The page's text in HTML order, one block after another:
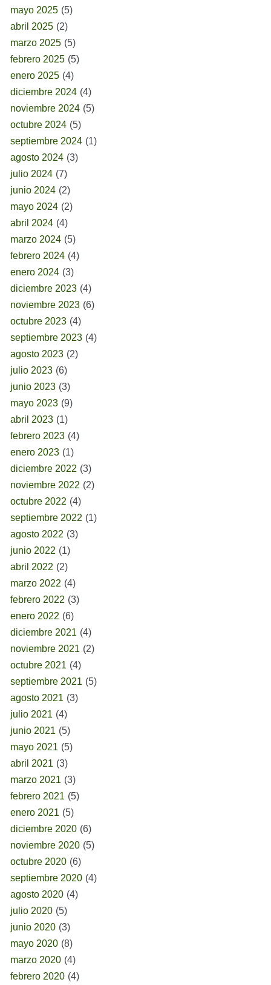
mayo 2025 (5)
abril 2025 (2)
marzo 2025 (5)
febrero 2025 (5)
enero 2025 (4)
diciembre 2024 (4)
noviembre 2024 (5)
octubre 2024 (5)
septiembre 2024 (1)
agosto 2024 (3)
julio 2024 (7)
junio 2024 (2)
mayo 2024 (2)
abril 2024 (4)
marzo 2024 (5)
febrero 2024 (4)
enero 2024 (3)
diciembre 2023 (4)
noviembre 2023 (6)
octubre 2023 (4)
septiembre 2023 (4)
agosto 2023 (2)
julio 2023 (6)
junio 2023 (3)
mayo 2023 (9)
abril 2023 (1)
febrero 2023 (4)
enero 2023 (1)
diciembre 2022 (3)
noviembre 2022 (2)
octubre 2022 (4)
septiembre 2022 (1)
agosto 2022 (3)
junio 2022 (1)
abril 2022 (2)
marzo 2022 (4)
febrero 2022 (3)
enero 2022 (6)
diciembre 2021 (4)
noviembre 2021 (2)
octubre 2021 (4)
septiembre 2021 (5)
agosto 2021 (3)
julio 2021 (4)
junio 2021 (5)
mayo 2021 (5)
abril 2021 (3)
marzo 2021 (3)
febrero 2021 (5)
enero 2021 (5)
diciembre 2020 (6)
noviembre 2020 (5)
octubre 2020 (6)
septiembre 2020 (4)
agosto 2020 (4)
julio 2020 (5)
junio 2020 (3)
mayo 2020 (8)
marzo 2020 (4)
febrero 2020 (4)